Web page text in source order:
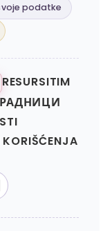
podatke
RESURSITIM